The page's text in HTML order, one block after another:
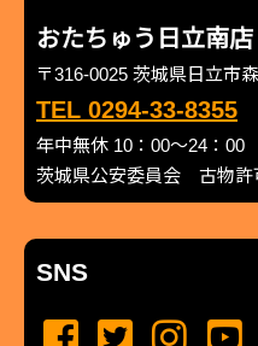
おたちゅう日立南店
〒316-0025 茨城県日立市
TEL 0294-33-8355
年中無休 10：00～24：00
茨城県公安委員会 古物許
SNS